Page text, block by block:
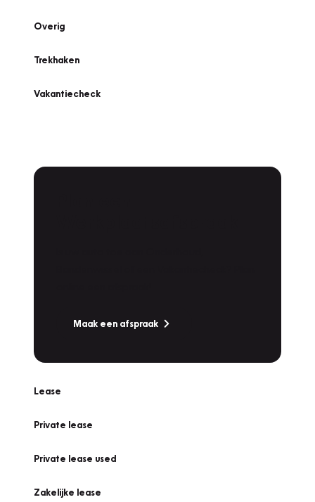
Overig
Trekhaken
Vakantiecheck
Maak een afspraak
Lease
Private lease
Private lease used
Zakelijke lease